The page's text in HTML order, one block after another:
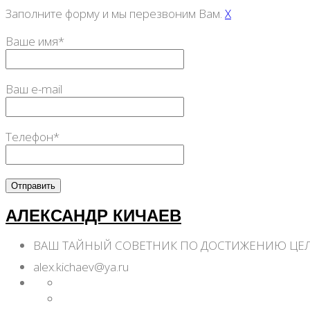
Заполните форму и мы перезвоним Вам. X
Ваше имя*
Ваш e-mail
Телефон*
АЛЕКСАНДР КИЧАЕВ
ВАШ ТАЙНЫЙ СОВЕТНИК ПО ДОСТИЖЕНИЮ
alex.kichaev@ya.ru